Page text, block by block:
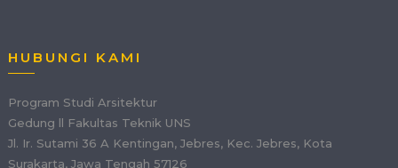
HUBUNGI KAMI
Program Studi Arsitektur
Gedung ll Fakultas Teknik UNS
Jl. Ir. Sutami 36 A Kentingan, Jebres, Kec. Jebres, Kota
Surakarta, Jawa Tengah 57126